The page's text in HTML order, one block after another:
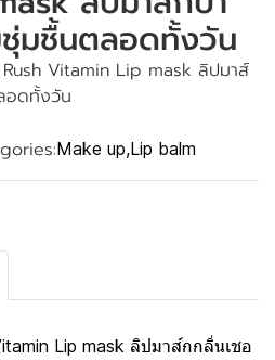
มชื้นตลอดทั้งวัน
Vitamin Lip mask ลิปมาส์
อดทั้งวัน
Make up,Lip balm
Lip mask ลิปมาส์กกลิ่นเชอ